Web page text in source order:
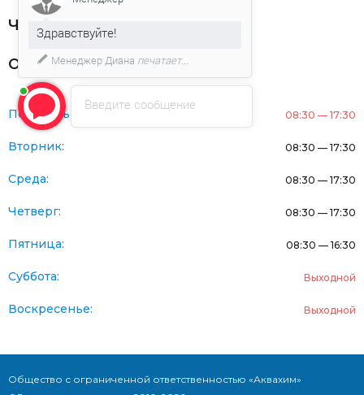
Частникам
Оферта
Понедельник: 08:30 — 17:30
Вторник: 08:30 — 17:30
Среда: 08:30 — 17:30
Четверг: 08:30 — 17:30
Пятница: 08:30 — 16:30
Суббота: Выходной
Воскресенье: Выходной
Общество с ограниченной ответственностью «Аквахим»
Введите сообщение
Здравствуйте!
Менеджер Диана печатает...